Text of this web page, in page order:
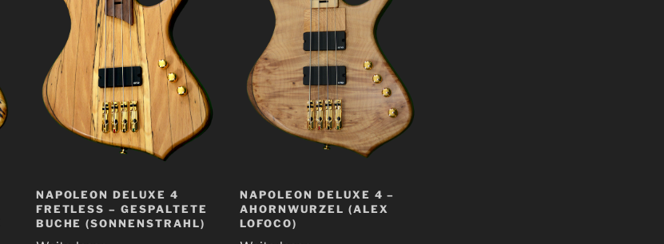
NAPOLEON DELUXE 4
FRETLESS – GESPALTETE
BUCHE (SONNENSTRAHL)
NAPOLEON DELUXE 4 –
AHORNWURZEL (ALEX
LOFOCO)